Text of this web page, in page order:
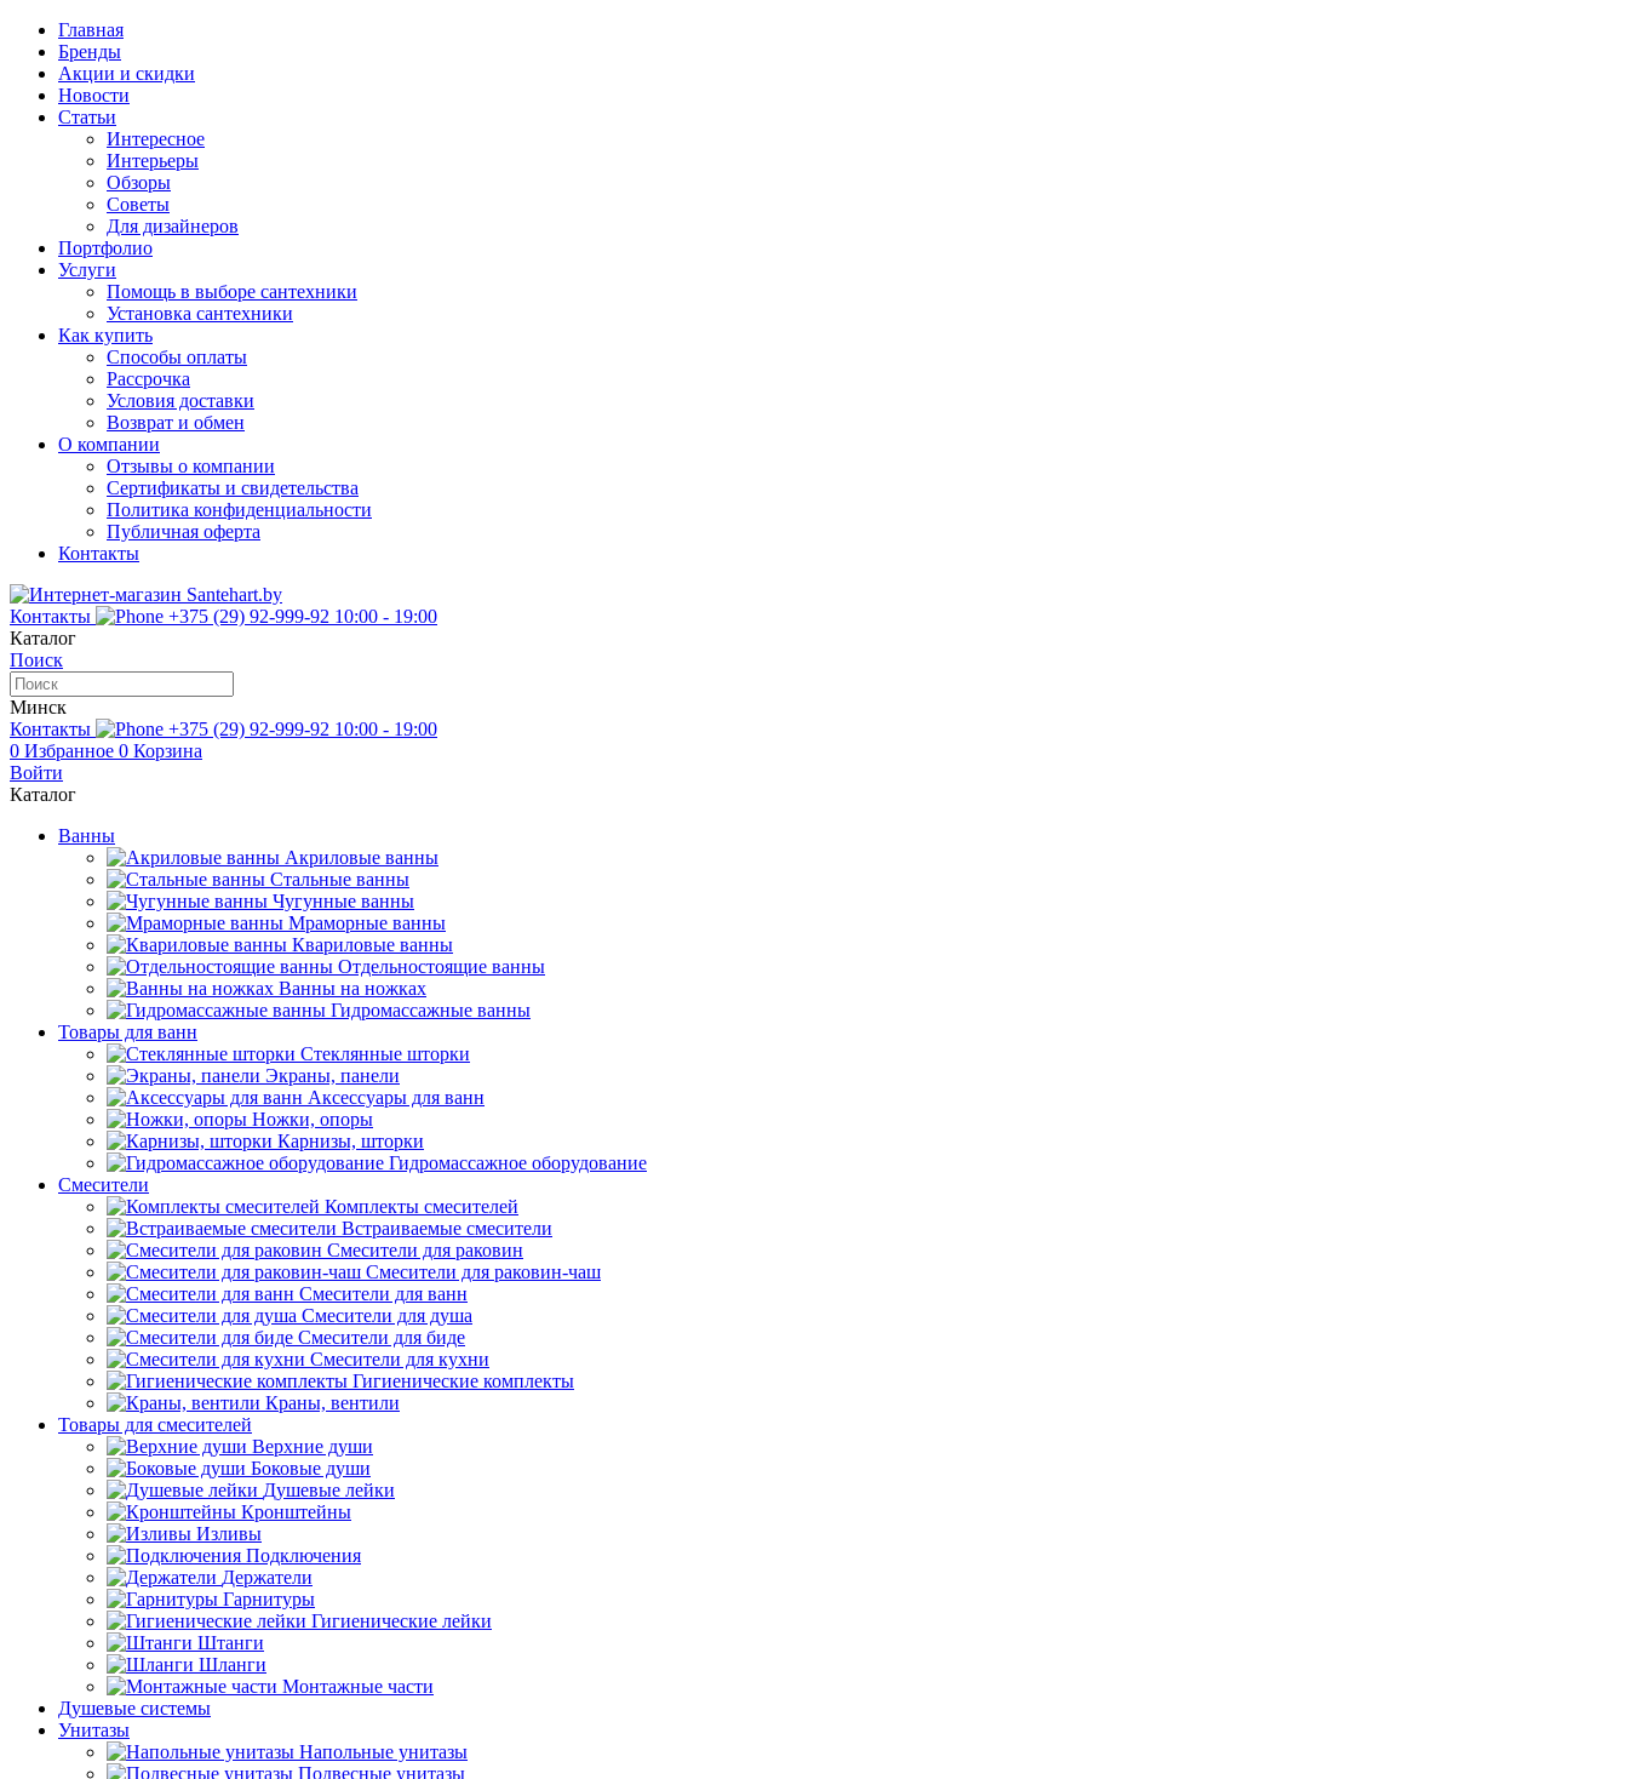
Главная
Бренды
Акции и скидки
Новости
Статьи
Интересное
Интерьеры
Обзоры
Советы
Для дизайнеров
Портфолио
Услуги
Помощь в выборе сантехники
Установка сантехники
Как купить
Способы оплаты
Рассрочка
Условия доставки
Возврат и обмен
О компании
Отзывы о компании
Сертификаты и свидетельства
Политика конфиденциальности
Публичная оферта
Контакты
Контакты +375 (29) 92-999-92 10:00 - 19:00
Каталог
Поиск
Минск
Контакты
+375 (29) 92-999-92 10:00 - 19:00
0 Избранное 0 Корзина
Войти
Каталог
Ванны
Акриловые ванны
Стальные ванны
Чугунные ванны
Мраморные ванны
Квариловые ванны
Отдельностоящие ванны
Ванны на ножках
Гидромассажные ванны
Товары для ванн
Стеклянные шторки
Экраны, панели
Аксессуары для ванн
Ножки, опоры
Карнизы, шторки
Гидромассажное оборудование
Смесители
Комплекты смесителей
Встраиваемые смесители
Смесители для раковин
Смесители для раковин-чаш
Смесители для ванн
Смесители для душа
Смесители для биде
Смесители для кухни
Гигиенические комплекты
Краны, вентили
Товары для смесителей
Верхние души
Боковые души
Душевые лейки
Кронштейны
Изливы
Подключения
Держатели
Гарнитуры
Гигиенические лейки
Штанги
Шланги
Монтажные части
Душевые системы
Унитазы
Напольные унитазы
Подвесные унитазы